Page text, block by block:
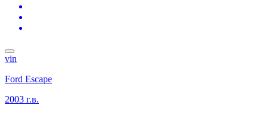
vin
Ford Escape
2003 г.в.